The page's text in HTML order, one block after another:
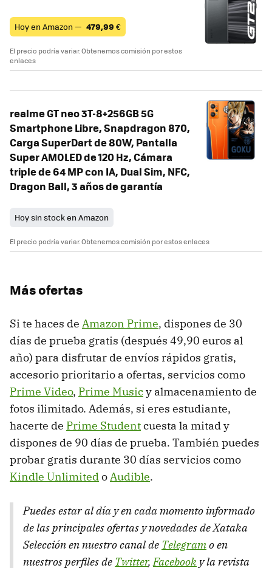
Hoy en Amazon — 479,99 €
El precio podría variar. Obtenemos comisión por estos
enlaces
realme GT neo 3T-8+256GB 5G
Smartphone Libre, Snapdragon 870,
Carga SuperDart de 80W, Pantalla
Super AMOLED de 120 Hz, Cámara
triple de 64 MP con IA, Dual Sim, NFC,
Dragon Ball, 3 años de garantía
Hoy sin stock en Amazon
El precio podría variar. Obtenemos comisión por estos enlaces
Más ofertas
Si te haces de Amazon Prime, dispones de 30
días de prueba gratis (después 49,90 euros al
año) para disfrutar de envíos rápidos gratis,
accesorio prioritario a ofertas, servicios como
Prime Video, Prime Musicy almacenamiento de
fotos ilimitado. Además, si eres estudiante,
hacerte de Prime Studentcuesta la mitad y
dispones de 90 días de prueba. También puedes
probar gratis durante 30 días servicios como
Kindle UnlimitedoAudible.
Puedes estar al día y en cada momento informado
de las principales ofertas y novedades de Xataka
Selección en nuestro canal de Telegramo en
nuestros perfiles de Twitter,Facebook y la revista